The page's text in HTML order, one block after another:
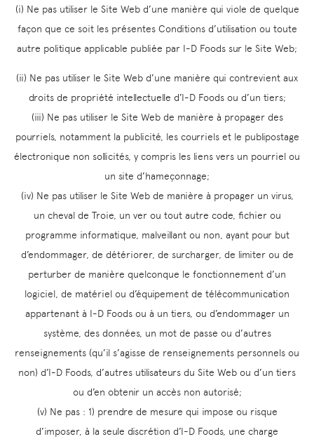
(i) Ne pas utiliser le Site Web d’une manière qui viole de quelque
façon que ce soit les présentes Conditions d’utilisation ou toute
autre politique applicable publiée par I-D Foods sur le Site Web;
(ii) Ne pas utiliser le Site Web d’une manière qui contrevient aux
droits de propriété intellectuelle d’I-D Foods ou d’un tiers;
(iii) Ne pas utiliser le Site Web de manière à propager des
pourriels, notamment la publicité, les courriels et le publipostage
électronique non sollicités, y compris les liens vers un pourriel ou
un site d’hameçonnage;
(iv) Ne pas utiliser le Site Web de manière à propager un virus,
un cheval de Troie, un ver ou tout autre code, fichier ou
programme informatique, malveillant ou non, ayant pour but
d’endommager, de détériorer, de surcharger, de limiter ou de
perturber de manière quelconque le fonctionnement d’un
logiciel, de matériel ou d’équipement de télécommunication
appartenant à I-D Foods ou à un tiers, ou d’endommager un
système, des données, un mot de passe ou d’autres
renseignements (qu’il s’agisse de renseignements personnels ou
non) d’I-D Foods, d’autres utilisateurs du Site Web ou d’un tiers
ou d’en obtenir un accès non autorisé;
(v) Ne pas : 1) prendre de mesure qui impose ou risque
d’imposer, à la seule discrétion d’I-D Foods, une charge